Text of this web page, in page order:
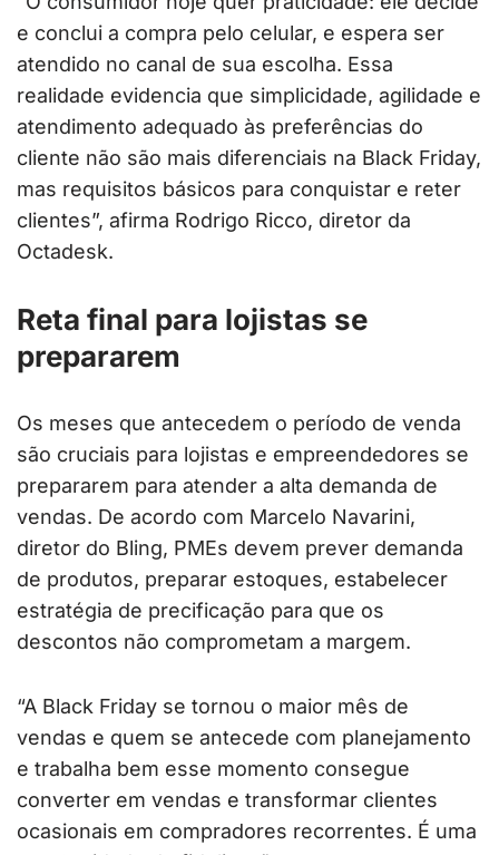
e conclui a compra pelo celular, e espera ser
atendido no canal de sua escolha. Essa
realidade evidencia que simplicidade, agilidade e
atendimento adequado às preferências do
cliente não são mais diferenciais na Black Friday,
mas requisitos básicos para conquistar e reter
clientes”, afirma Rodrigo Ricco, diretor da
Octadesk.
Reta final para lojistas se
prepararem
Os meses que antecedem o período de venda
são cruciais para lojistas e empreendedores se
prepararem para atender a alta demanda de
vendas. De acordo com Marcelo Navarini,
diretor do Bling, PMEs devem prever demanda
de produtos, preparar estoques, estabelecer
estratégia de precificação para que os
descontos não comprometam a margem.
“A Black Friday se tornou o maior mês de
vendas e quem se antecede com planejamento
e trabalha bem esse momento consegue
converter em vendas e transformar clientes
ocasionais em compradores recorrentes. É uma